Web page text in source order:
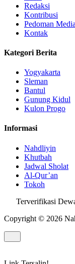
Redaksi
Kontribusi
Pedoman
Kontak
Kategori Berita
Yogyakarta
Sleman
Bantul
Gunung Kidul
Kulon Progo
Informasi
Nahdliyin
Khutbah
Jadwal Sholat
Al-Qur’an
Tokoh
Terverifikasi
Copyright © 2026